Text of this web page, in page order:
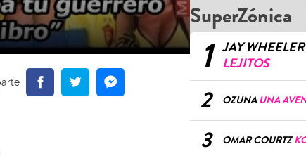
SuperZónica
1 JAY WHEELER
LEJITOS
2 OZUNA UNA
3 OMAR COURTZ